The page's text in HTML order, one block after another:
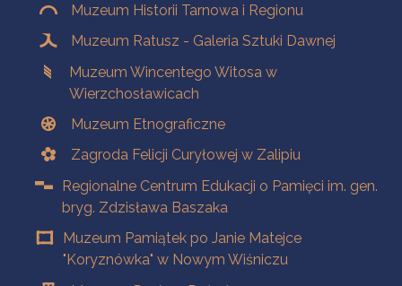
Muzeum Historii Tarnowa i Regionu
Muzeum Ratusz - Galeria Sztuki Dawnej
Muzeum Wincentego Witosa w
Wierzchosławicach
Muzeum Etnograficzne
Zagroda Felicji Curyłowej w Zalipiu
Regionalne Centrum Edukacji o Pamięci im. gen.
bryg. Zdzisława Baszaka
Muzeum Pamiątek po Janie Matejce
"Koryznówka" w Nowym Wiśniczu